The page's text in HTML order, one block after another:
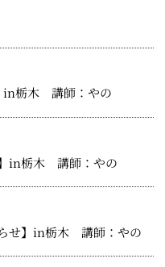
in栃木 講師：やの
】in栃木 講師：やの
らせ】in栃木 講師：やの